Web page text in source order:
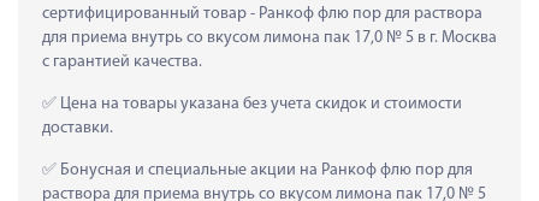
сертифицированный товар - Ранкоф флю пор для раствора
для приема внутрь со вкусом лимона пак 17,0 № 5 в г. Москва
с гарантией качества.
Цена на товары указана без учета скидок и стоимости
доставки.
Бонусная и специальные акции на Ранкоф флю пор для
раствора для приема внутрь со вкусом лимона пак 17,0 № 5